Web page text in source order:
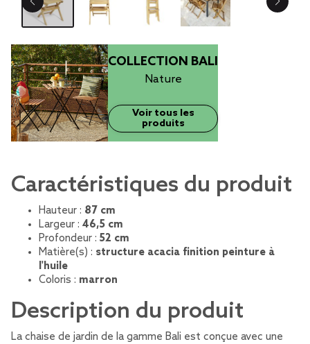
COLLECTION BALI
Nature
Voir tous les
produits
Caractéristiques du produit
Hauteur : 87 cm
Largeur : 46,5 cm
Profondeur : 52 cm
Matière(s) : structure acacia finition peinture à
l'huile
Coloris : marron
Description du produit
La chaise de jardin de la gamme Bali est conçue avec une